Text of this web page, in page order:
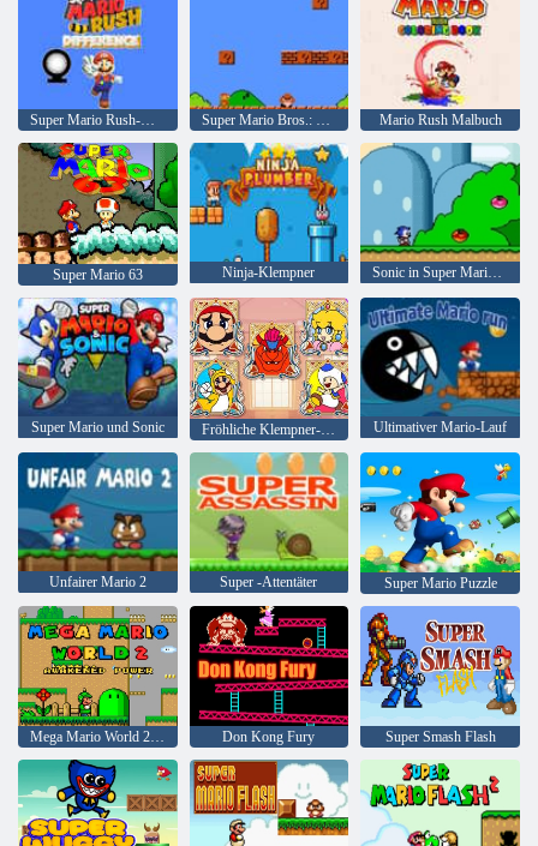
Super Mario Rush-Unterschied Super Mario Bros.: Hack für zwei Spieler Mario Rush Malbuch
Super Mario 63 Ninja-Klempner Sonic in Super Mario World
Super Mario und Sonic Fröhliche Klempner-Färbung Ultimativer Mario-Lauf
Unfairer Mario 2 Super -Attentäter Super Mario Puzzle
Mega Mario World 2 Erwachte Macht Don Kong Fury Super Smash Flash